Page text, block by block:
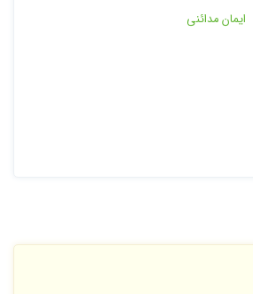
ایمان مدائنی